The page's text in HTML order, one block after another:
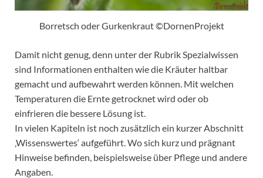
Borretsch oder Gurkenkraut ©DornenProjekt
Damit nicht genug, denn unter der Rubrik Spezialwissen
sind Informationen enthalten wie die Kräuter haltbar
gemacht und aufbewahrt werden können. Mit welchen
Temperaturen die Ernte getrocknet wird oder ob
einfrieren die bessere Lösung ist.
In vielen Kapiteln ist noch zusätzlich ein kurzer Abschnitt
‚Wissenswertes‘ aufgeführt. Wo sich kurz und prägnant
Hinweise befinden, beispielsweise über Pflege und andere
Angaben.